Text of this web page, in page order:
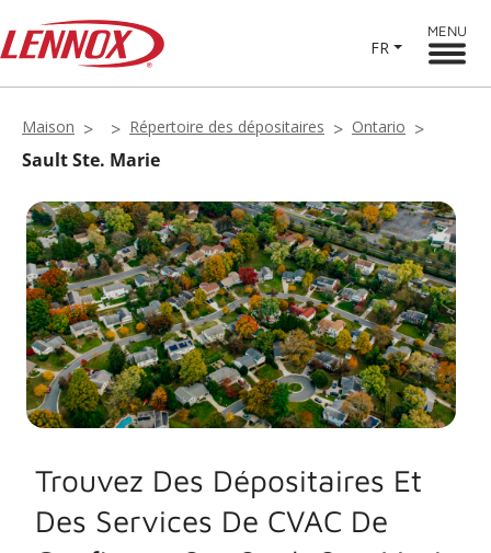
FR
MENU
Maison Répertoire des dépositaires Ontario
Sault Ste. Marie
Trouvez Des Dépositaires Et
Des Services De CVAC De